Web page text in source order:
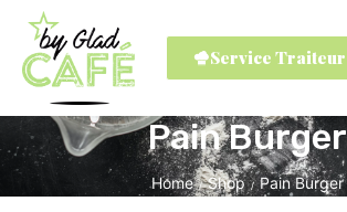
Service Traiteur
Pain Burger
Home / Shop / Pain Burger